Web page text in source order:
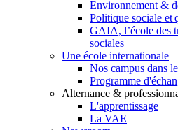
Environnement &
Politique sociale et
GAIA, l’école des
sociales
Une école internationale
Nos campus dans
Programme
Alternance &
L'apprentissage
La VAE